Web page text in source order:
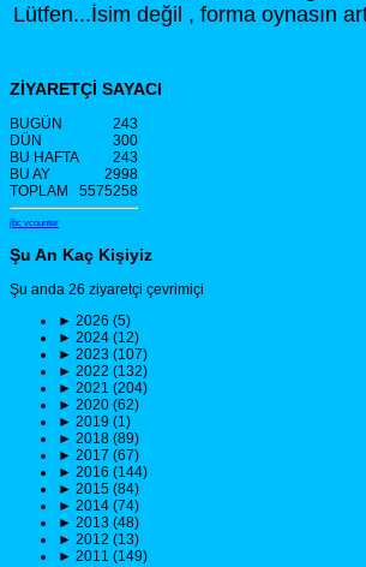
Lütfen...İsim değil , forma oynasın
ZİYARETÇİ SAYACI
BUGÜN
243
DÜN
300
BU HAFTA
243
BU AY
2998
TOPLAM
5575258
jbc vcounter
Şu An Kaç Kişiyiz
Şu anda 26 ziyaretçi çevrimiçi
► 2026 (5)
► 2024 (12)
► 2023 (107)
► 2022 (132)
► 2021 (204)
► 2020 (62)
► 2019 (1)
► 2018 (89)
► 2017 (67)
► 2016 (144)
► 2015 (84)
► 2014 (74)
► 2013 (48)
► 2012 (13)
► 2011 (149)